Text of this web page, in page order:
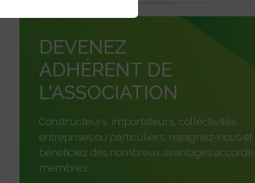
DEVENEZ
ADHÉRENT DE
L'ASSOCIATION
Constructeurs, importateurs, collectivités,
entreprises ou particuliers, rejoignez-nous et
bénéficiez des nombreux avantages
membres.